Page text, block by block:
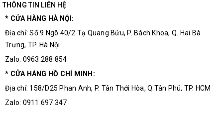
THÔNG TIN LIÊN HỆ
* CỬA HÀNG HÀ NỘI:
Địa chỉ: Số 9 Ngõ 40/2 Tạ Quang Bửu, P. Bách Khoa, Q. Hai Bà
Trưng, TP. Hà Nội
Zalo: 0963.288.854
* CỬA HÀNG HỒ CHÍ MINH:
Địa chỉ: 158/D25 Phan Anh, P. Tân Thới Hòa, Q.Tân Phú, TP. HCM
Zalo: 0911.697.347